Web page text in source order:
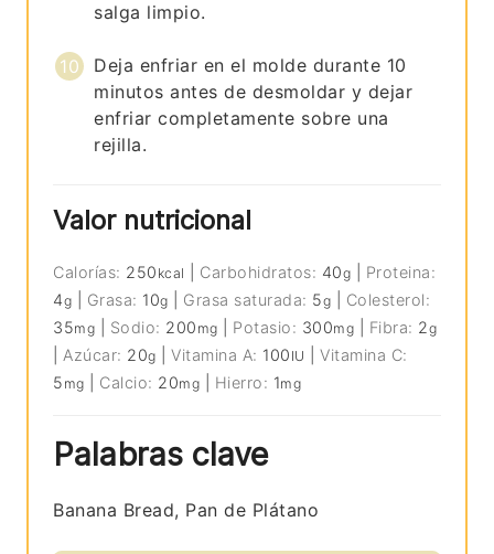
salga limpio.
Deja enfriar en el molde durante 10
minutos antes de desmoldar y dejar
enfriar completamente sobre una
rejilla.
Valor nutricional
Calorías: 250 kcal Carbohidratos: 40g
Proteina:
4g Grasa: 10g Grasa saturada: 5g
Colesterol:
35mg Sodio: 200 mg Potasio: 300mg Fibra: 2g
Azúcar: 20g |Vitamina A: 100 IU |Vitamina C:
5 mg Calcio: 20mg Hierro: 1mg
Palabras clave
Banana Bread, Pan de Plátano